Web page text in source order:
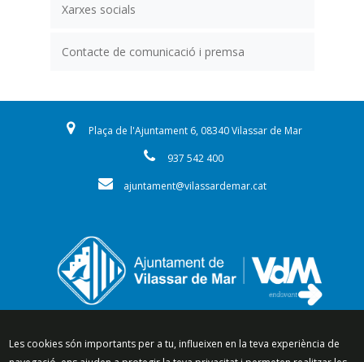
Xarxes socials
Contacte de comunicació i premsa
Plaça de l'Ajuntament 6, 08340 Vilassar de Mar
937 542 400
ajuntament@vilassardemar.cat
Segueix-nos a:
Les cookies són importants per a tu, influeixen en la teva experiència de